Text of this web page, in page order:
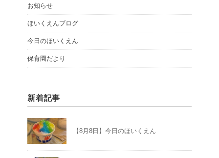
お知らせ
ほいくえんブログ
今日のほいくえん
保育園だより
新着記事
【8月8日】今日のほいくえん